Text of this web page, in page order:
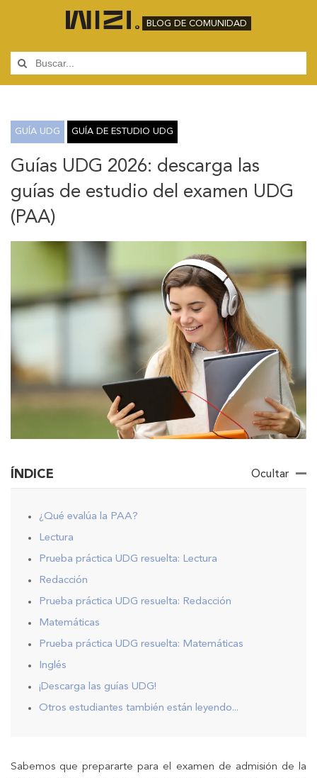
BLOG DE COMUNIDAD
GUÍA UDG GUÍA DE ESTUDIO UDG
Guías UDG 2026: descarga las
guías de estudio del examen UDG
(PAA)
ÍNDICE Ocultar
¿Qué evalúa la PAA?
Lectura
Prueba práctica UDG resuelta: Lectura
Redacción
Prueba práctica UDG resuelta: Redacción
Matemáticas
Prueba práctica UDG resuelta: Matemáticas
Inglés
¡Descarga las guías UDG!
Otros estudiantes también están leyendo...
Sabemos que prepararte para el examen de admisión de la